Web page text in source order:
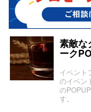
素敵な
ーク
イベント
のイベン
の
す。